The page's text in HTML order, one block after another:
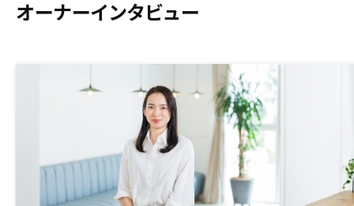
オーナーインタビュー